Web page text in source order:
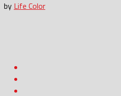
by Life Color